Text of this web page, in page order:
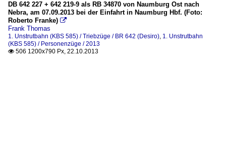
DB 642 227 + 642 219-9 als RB 34870 von Naumburg Ost nach
Nebra, am 07.09.2013 bei der Einfahrt in Naumburg Hbf. (Foto:
Roberto Franke) 
Frank Thomas
1. Unstrutbahn (KBS 585) / Triebzüge / BR 642 (Desiro), 1. Unstrutbahn
(KBS 585) / Personenzüge / 2013
 506 1200x790 Px, 22.10.2013